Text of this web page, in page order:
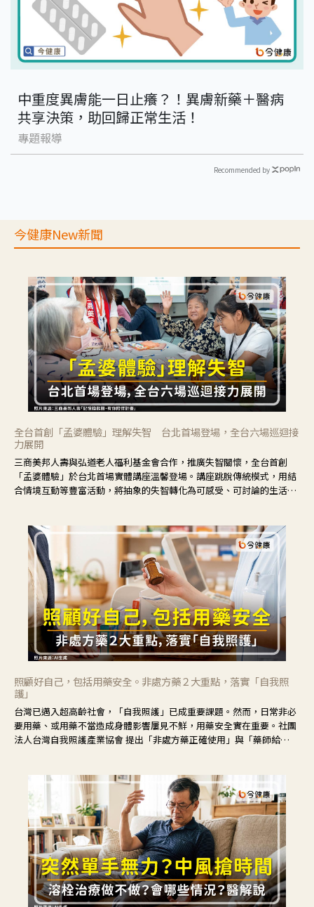
中重度異膚能一日止癢？！異膚新藥＋醫病
共享決策，助回歸正常生活！
專題報導
Recommended by
今健康New新聞
全台首創「孟婆體驗」理解失智 台北首場登場，全台六場巡迴接
力展開
三商美邦人壽與弘道老人福利基金會合作，推廣失智關懷，全台首創
「孟婆體驗」於台北首場實體講座溫馨登場。講座跳脫傳統模式，用結
合情境互動等豐富活動，將抽象的失智轉化為可感受、可討論的生活情
照顧好自己，包括用藥安全。非處方藥２大重點，落實「自我照
護」
台灣已邁入超高齡社會，「自我照護」已成重要課題。然而，日常非必
要用藥、或用藥不當造成身體影響屢見不鮮，用藥安全實在重要。社團
法人台灣自我照護產業協會 提出「非處方藥正確使用」與「藥師給